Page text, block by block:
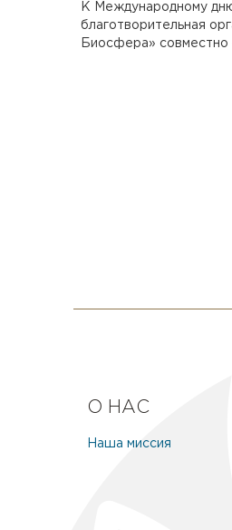
К Международному
благотворительная
Биосфера» совместно
О НАС
Наша миссия